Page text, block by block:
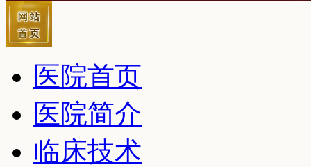
医院首页
医院简介
临床技术